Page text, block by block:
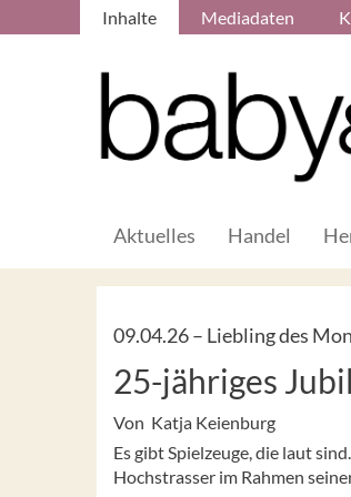
Inhalte Mediadaten
Aktuelles Handel
09.04.26 – Liebling des
25-jähriges
Von Katja Keienburg
Es gibt Spielzeuge, die laut
Hochstrasser im Rahmen